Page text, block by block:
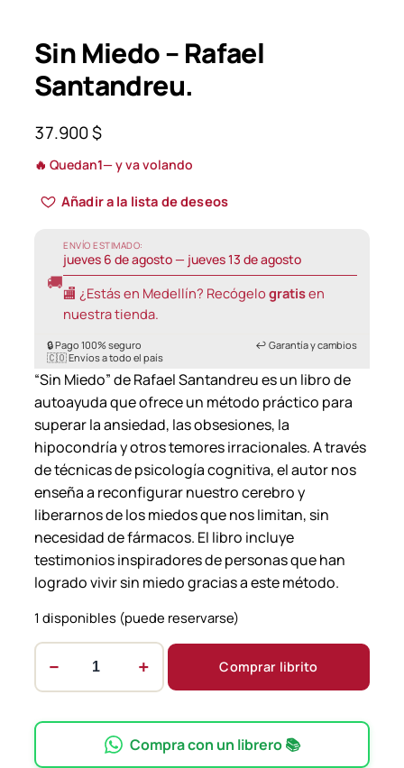
Sin Miedo – Rafael
Santandreu.
37.900$
🔥 Quedan1— y va volando
Añadir a la lista de deseos
🚚
ENVÍO ESTIMADO:
jueves 6 de agosto — jueves 13 de agosto
🏬 ¿Estás en Medellín? Recógelo gratisen
nuestra tienda.
🔒 Pago 100% seguro
↩️ Garantía y cambios
🇨🇴 Envíos a todo el país
“Sin Miedo” de Rafael Santandreu es un libro de
autoayuda que ofrece un método práctico para
superar la ansiedad, las obsesiones, la
hipocondría y otros temores irracionales. A través
de técnicas de psicología cognitiva, el autor nos
enseña a reconfigurar nuestro cerebro y
liberarnos de los miedos que nos limitan, sin
necesidad de fármacos. El libro incluye
testimonios inspiradores de personas que han
logrado vivir sin miedo gracias a este método.
1 disponibles (puede reservarse)
n
− + Comprar librito
Compra con un librero 📚